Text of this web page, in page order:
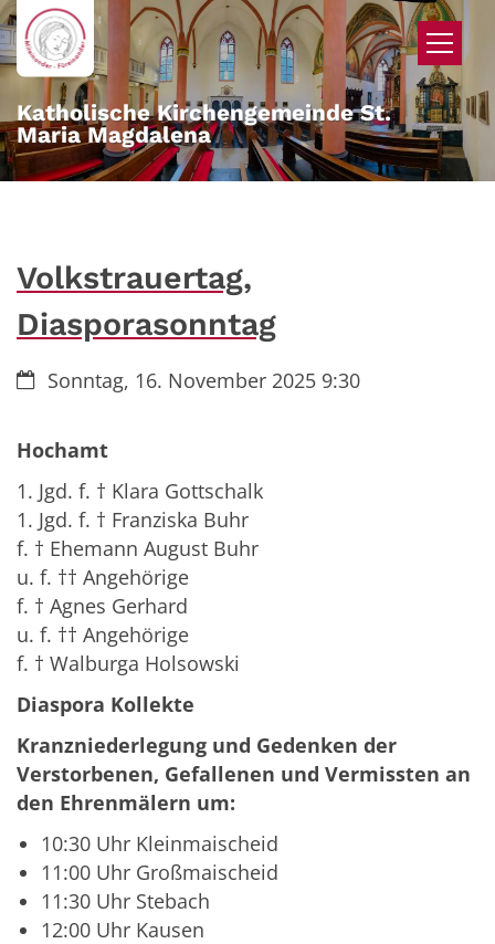
Zum Inhalt springen
Katholische Kirchengemeinde St.
Maria Magdalena
Volkstrauertag,
Diasporasonntag
Datum:Sonntag, 16. November 2025 9:30
Hochamt
1. Jgd. f. † Klara Gottschalk
1. Jgd. f. † Franziska Buhr
f. † Ehemann August Buhr
u. f. †† Angehörige
f. † Agnes Gerhard
u. f. †† Angehörige
f. † Walburga Holsowski
Diaspora Kollekte
Kranzniederlegung und Gedenken der
Verstorbenen, Gefallenen und Vermissten an
den Ehrenmälern um:
10:30 Uhr Kleinmaischeid
11:00 Uhr Großmaischeid
11:30 Uhr Stebach
12:00 Uhr Kausen